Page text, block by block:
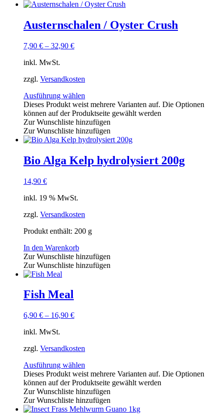
Austernschalen / Oyster Crush
7,90 € – 32,90 €
inkl. MwSt.
zzgl. Versandkosten
Ausführung wählen
Dieses Produkt weist mehrere Varianten auf. Die Optionen
können auf der Produktseite gewählt werden
Zur Wunschliste hinzufügen
Zur Wunschliste hinzufügen
Bio Alga Kelp hydrolysiert 200g
14,90 €
inkl. 19 % MwSt.
zzgl. Versandkosten
Produkt enthält: 200 g
In den Warenkorb
Zur Wunschliste hinzufügen
Zur Wunschliste hinzufügen
Fish Meal
6,90 € – 16,90 €
inkl. MwSt.
zzgl. Versandkosten
Ausführung wählen
Dieses Produkt weist mehrere Varianten auf. Die Optionen
können auf der Produktseite gewählt werden
Zur Wunschliste hinzufügen
Zur Wunschliste hinzufügen